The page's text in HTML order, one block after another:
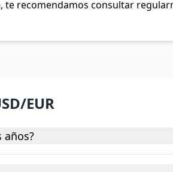
te recomendamos consultar
EUR
años?